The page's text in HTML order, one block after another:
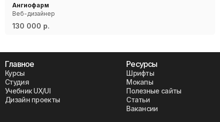
Ангиофарм
Веб-дизайнер
130 000 р.
Главное
Курсы
Студия
Учебник UX/UI
Дизайн проекты
Ресурсы
Шрифты
Мокапы
Полезные сайты
Статьи
Вакансии